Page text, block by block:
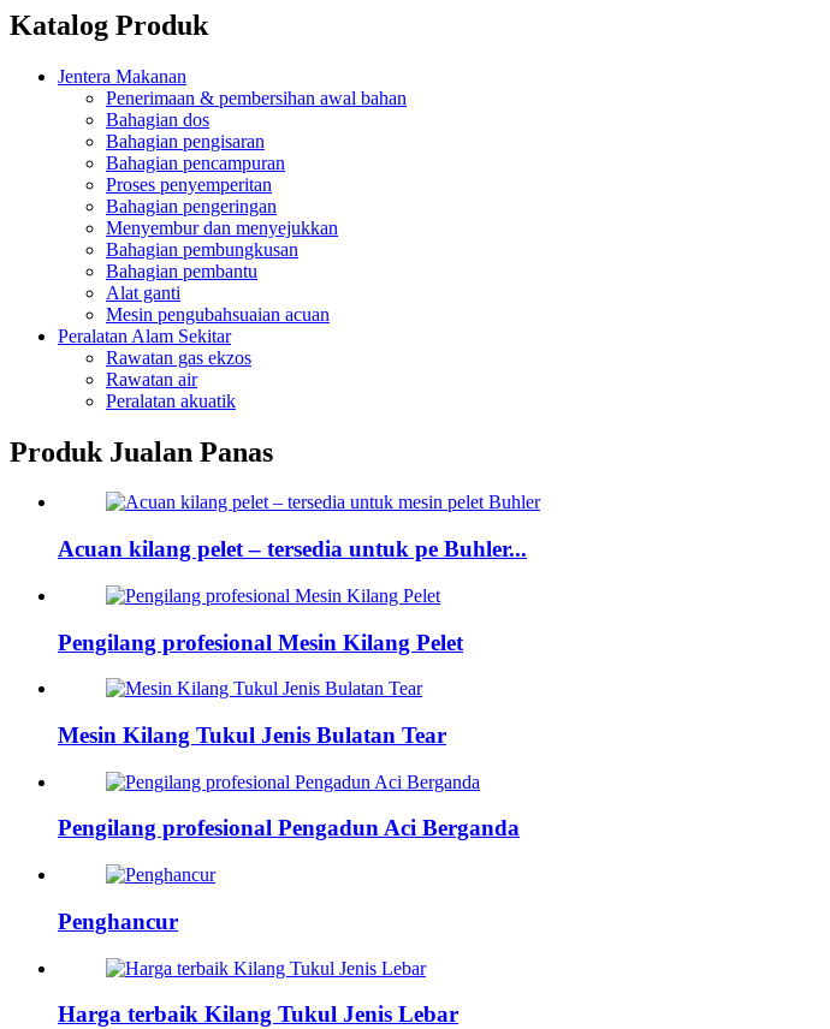
Katalog Produk
Jentera Makanan
Penerimaan & pembersihan awal bahan
Bahagian dos
Bahagian pengisaran
Bahagian pencampuran
Proses penyemperitan
Bahagian pengeringan
Menyembur dan menyejukkan
Bahagian pembungkusan
Bahagian pembantu
Alat ganti
Mesin pengubahsuaian acuan
Peralatan Alam Sekitar
Rawatan gas ekzos
Rawatan air
Peralatan akuatik
Produk Jualan Panas
Acuan kilang pelet – tersedia untuk pe Buhler...
Pengilang profesional Mesin Kilang Pelet
Mesin Kilang Tukul Jenis Bulatan Tear
Pengilang profesional Pengadun Aci Berganda
Penghancur
Harga terbaik Kilang Tukul Jenis Lebar